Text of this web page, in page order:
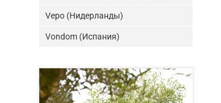
Vepo (Нидерланды)
Vondom (Испания)